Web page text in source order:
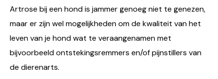
Artrose bij een hond is jammer genoeg niet te genezen,
maar er zijn wel mogelijkheden om de kwaliteit van het
leven van je hond wat te veraangenamen met
bijvoorbeeld ontstekingsremmers en/of pijnstillers van
de dierenarts.